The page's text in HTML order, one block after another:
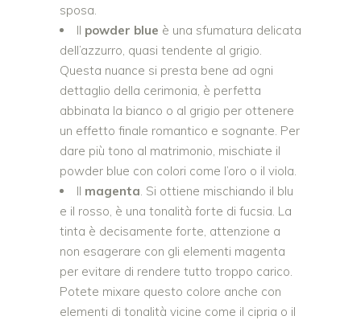
sposa.
Il powder blue è una sfumatura delicata
dell’azzurro, quasi tendente al grigio.
Questa nuance si presta bene ad ogni
dettaglio della cerimonia, è perfetta
abbinata la bianco o al grigio per ottenere
un effetto finale romantico e sognante. Per
dare più tono al matrimonio, mischiate il
powder blue con colori come l’oro o il viola.
Il magenta. Si ottiene mischiando il blu
e il rosso, è una tonalità forte di fucsia. La
tinta è decisamente forte, attenzione a
non esagerare con gli elementi magenta
per evitare di rendere tutto troppo carico.
Potete mixare questo colore anche con
elementi di tonalità vicine come il cipria o il